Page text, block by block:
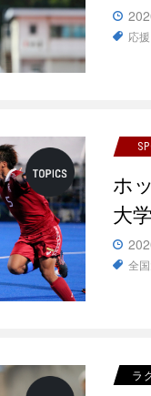
応援
ホ
大
全
ラ